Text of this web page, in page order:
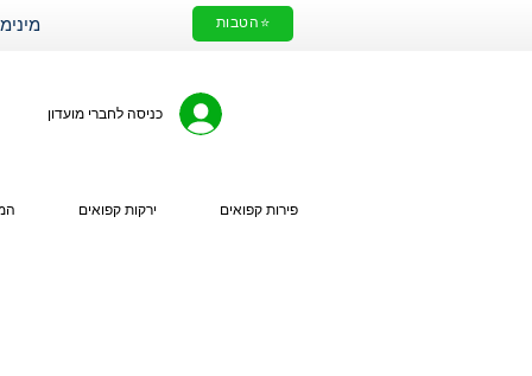
מינימום הזמנה 200₪. ⭐הטבות
כניסה לחברי מועדון
פירות קפואים ירקות קפואים